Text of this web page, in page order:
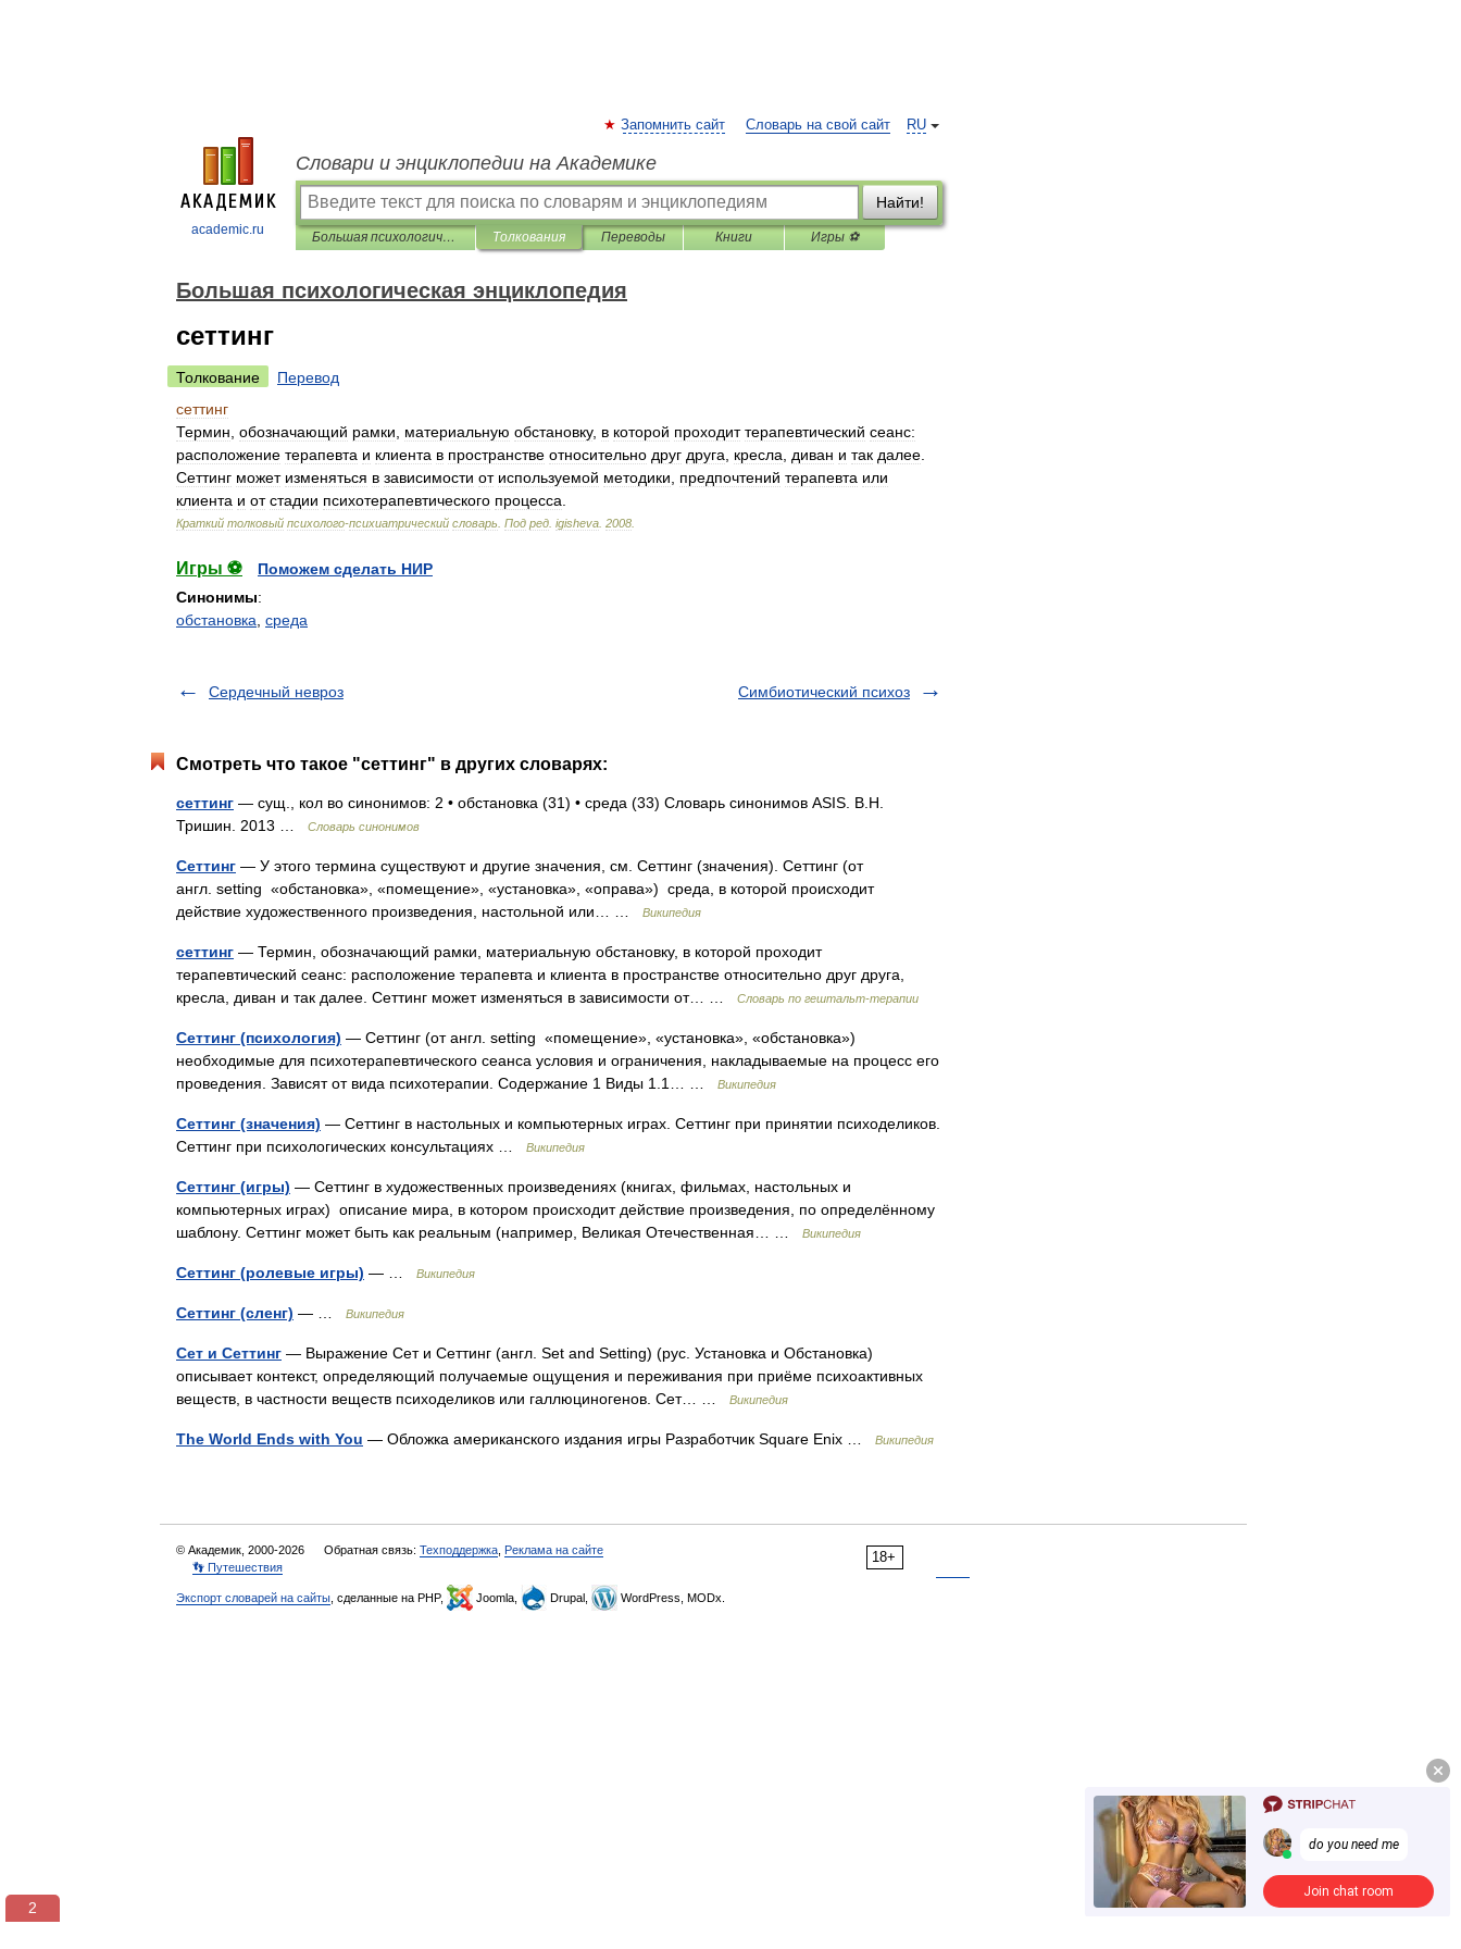
academic.ru
RU
Запомнить сайт Словарь на свой сайт
Словари и энциклопедии на Академике
Найти!
Большая психологическая энциклопедия Толкования Переводы Книги Игры ⚽
Большая психологическая энциклопедия
сеттинг
Толкование
Перевод
сеттинг
Термин обозначающий рамки материальную обстановку, в которой проходит терапевтический сеанс:
расположение терапевта и клиента в пространстве относительно друг друга кресла диван и так далее
Сеттинг может изменяться в зависимости от используемой методики предпочтений терапевта или
клиента и от стадии психотерапевтического процесса
Краткий толковый психолого-психиатрический словарь Под ред igisheva 2008
Игры ⚽
Поможем сделать НИР
Синонимы:
обстановка среда
Сердечный невроз Симбиотический психоз
Смотреть что такое "сеттинг" в других словарях:
сеттинг — сущ., кол во синонимов: 2 • обстановка (31) • среда (33) Словарь синонимов ASIS. В.Н.
Тришин. 2013 …
Словарь синонимов
Сеттинг — У этого термина существуют и другие значения, см. Сеттинг (значения). Сеттинг (от
англ. setting «обстановка», «помещение», «установка», «оправа») среда, в которой происходит
действие художественного произведения, настольной или… …
Википедия
сеттинг — Термин, обозначающий рамки, материальную обстановку, в которой проходит
терапевтический сеанс: расположение терапевта и клиента в пространстве относительно друг друга,
кресла, диван и так далее. Сеттинг может изменяться в зависимости от… …
Словарь по гештальт-терапии
Сеттинг (психология) — Сеттинг (от англ. setting «помещение», «установка», «обстановка»)
необходимые для психотерапевтического сеанса условия и ограничения, накладываемые на процесс его
проведения. Зависят от вида психотерапии. Содержание 1 Виды 1.1… …
Википедия
Сеттинг (значения) — Сеттинг в настольных и компьютерных играх. Сеттинг при принятии психоделиков.
Сеттинг при психологических консультациях …
Википедия
Сеттинг (игры) — Сеттинг в художественных произведениях (книгах, фильмах, настольных и
компьютерных играх) описание мира, в котором происходит действие произведения, по определённому
шаблону. Сеттинг может быть как реальным (например, Великая Отечественная… …
Википедия
Сеттинг (ролевые игры) — … Википедия
Сеттинг (сленг) — … Википедия
Сет и Сеттинг — Выражение Сет и Сеттинг (англ. Set and Setting) (рус. Установка и Обстановка)
описывает контекст, определяющий получаемые ощущения и переживания при приёме психоактивных
веществ, в частности веществ психоделиков или галлюциногенов. Сет… …
Википедия
The World Ends with You — Обложка американского издания игры Разработчик Square Enix … Википедия
18+
© Академик, 2000-2026 Обратная связь: Техподдержка Реклама на сайте
👣 Путешествия
Экспорт словарей на сайты , сделанные на PHP, Joomla, Drupal, WordPress, MODx.
2